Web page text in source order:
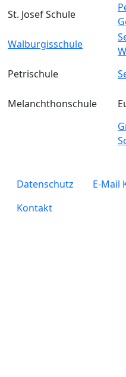
St. Josef Schule
Walburgisschule
Petrischule
Melanchthonschule
legals
Datenschutz E-Mail
Kontakt